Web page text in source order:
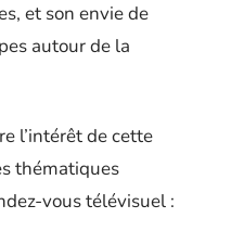
et son envie de
autour de la
l’intérêt de cette
thématiques
vous télévisuel :